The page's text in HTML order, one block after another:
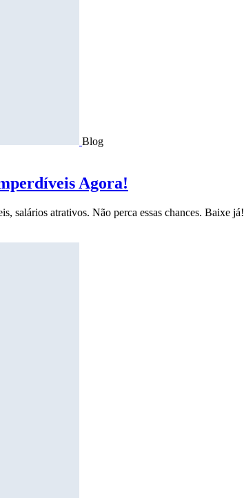
Blog
Agora!
salários atrativos. Não perca essas chances. Baixe já!